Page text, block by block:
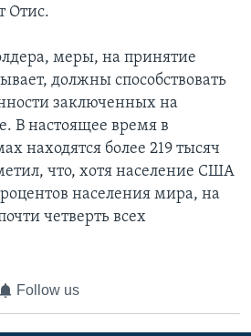
Отис.
меры, на принятие
должны способствовать
заключенных на
В настоящее время в
находятся более 219 тысяч
что, хотя население США
населения мира, на
четверть всех
Follow us